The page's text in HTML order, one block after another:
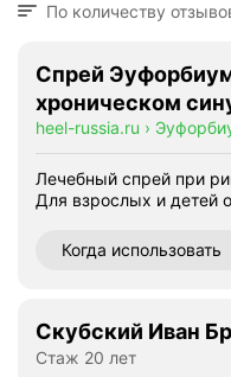
По количеству
Спрей
хроническом
heel-russia.ru ›
Лечебный спрей при
Для взрослых и детей
Когда использовать
Скубский Иван
Стаж 20 лет